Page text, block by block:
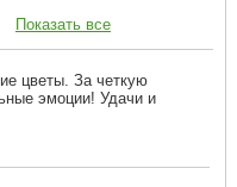
Показать все
цветы. За четкую
эмоции! Удачи и